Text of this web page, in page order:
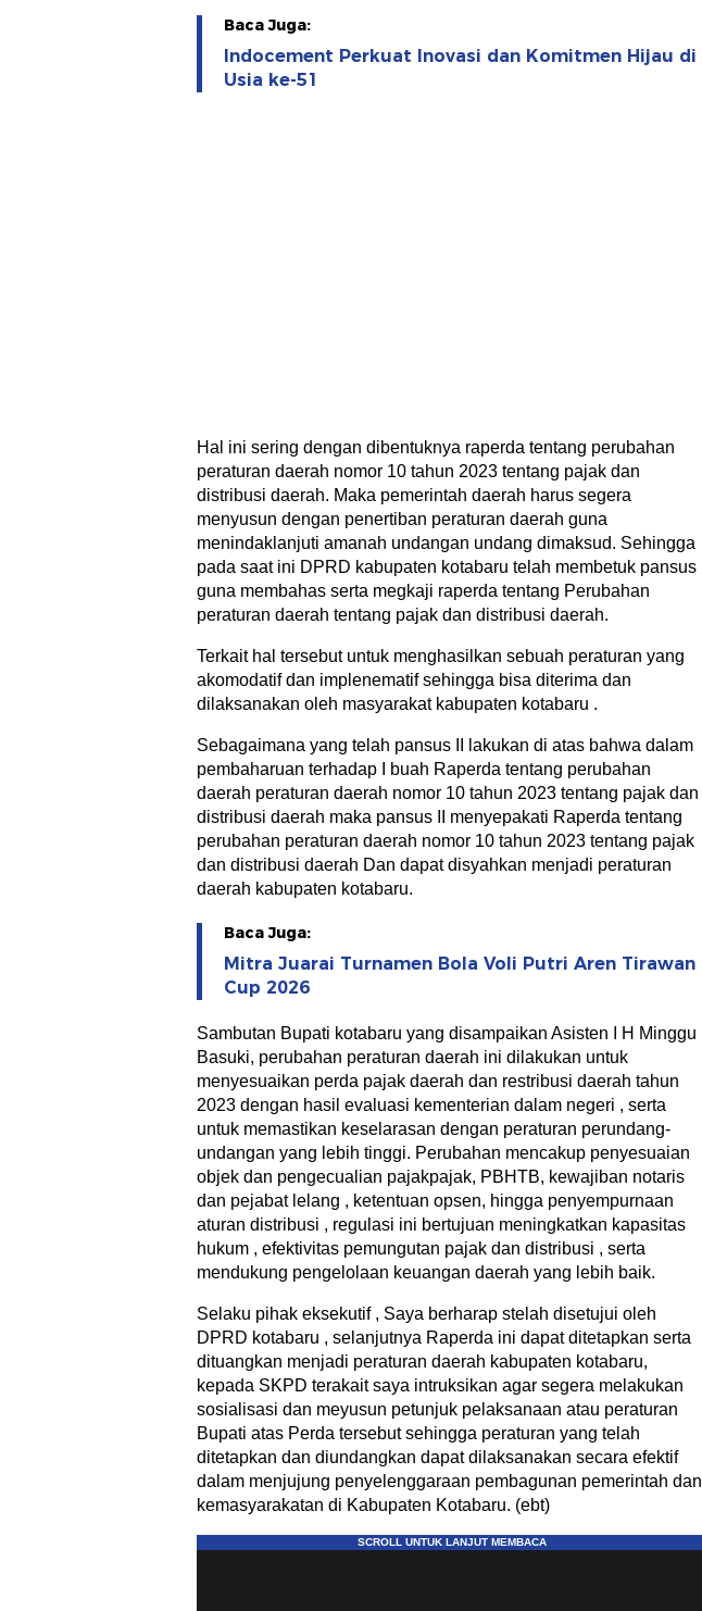
Baca Juga:
Indocement Perkuat Inovasi dan Komitmen Hijau di
Usia ke-51
Hal ini sering dengan dibentuknya raperda tentang perubahan
peraturan daerah nomor 10 tahun 2023 tentang pajak dan
distribusi daerah. Maka pemerintah daerah harus segera
menyusun dengan penertiban peraturan daerah guna
menindaklanjuti amanah undangan undang dimaksud. Sehingga
pada saat ini DPRD kabupaten kotabaru telah membetuk pansus
guna membahas serta megkaji raperda tentang Perubahan
peraturan daerah tentang pajak dan distribusi daerah.
Terkait hal tersebut untuk menghasilkan sebuah peraturan yang
akomodatif dan implenematif sehingga bisa diterima dan
dilaksanakan oleh masyarakat kabupaten kotabaru .
Sebagaimana yang telah pansus II lakukan di atas bahwa dalam
pembaharuan terhadap I buah Raperda tentang perubahan
daerah peraturan daerah nomor 10 tahun 2023 tentang pajak dan
distribusi daerah maka pansus II menyepakati Raperda tentang
perubahan peraturan daerah nomor 10 tahun 2023 tentang pajak
dan distribusi daerah Dan dapat disyahkan menjadi peraturan
daerah kabupaten kotabaru.
Baca Juga:
Mitra Juarai Turnamen Bola Voli Putri Aren Tirawan
Cup 2026
Sambutan Bupati kotabaru yang disampaikan Asisten I H Minggu
Basuki, perubahan peraturan daerah ini dilakukan untuk
menyesuaikan perda pajak daerah dan restribusi daerah tahun
2023 dengan hasil evaluasi kementerian dalam negeri , serta
untuk memastikan keselarasan dengan peraturan perundang-
undangan yang lebih tinggi. Perubahan mencakup penyesuaian
objek dan pengecualian pajakpajak, PBHTB, kewajiban notaris
dan pejabat lelang , ketentuan opsen, hingga penyempurnaan
aturan distribusi , regulasi ini bertujuan meningkatkan kapasitas
hukum , efektivitas pemungutan pajak dan distribusi , serta
mendukung pengelolaan keuangan daerah yang lebih baik.
Selaku pihak eksekutif , Saya berharap stelah disetujui oleh
DPRD kotabaru , selanjutnya Raperda ini dapat ditetapkan serta
dituangkan menjadi peraturan daerah kabupaten kotabaru,
kepada SKPD terakait saya intruksikan agar segera melakukan
sosialisasi dan meyusun petunjuk pelaksanaan atau peraturan
Bupati atas Perda tersebut sehingga peraturan yang telah
ditetapkan dan diundangkan dapat dilaksanakan secara efektif
dalam menjujung penyelenggaraan pembagunan pemerintah dan
kemasyarakatan di Kabupaten Kotabaru. (ebt)